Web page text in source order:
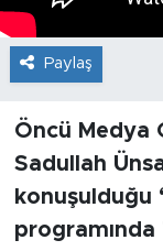
Paylaş
Öncü Medya
Sadullah
konuşulduğu